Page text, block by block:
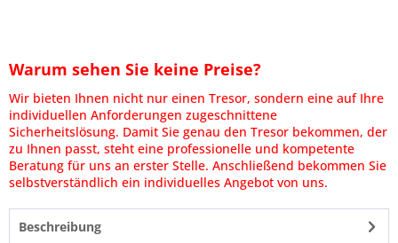
Warum sehen Sie keine Preise?
Wir bieten Ihnen nicht nur einen Tresor, sondern eine auf Ihre
individuellen Anforderungen zugeschnittene
Sicherheitslösung. Damit Sie genau den Tresor bekommen, der
zu Ihnen passt, steht eine professionelle und kompetente
Beratung für uns an erster Stelle. Anschließend bekommen Sie
selbstverständlich ein individuelles Angebot von uns.
Beschreibung